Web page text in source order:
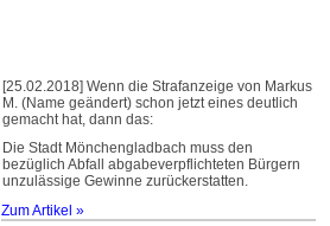
[25.02.2018] Wenn die Strafanzeige von Markus
M. (Name geändert) schon jetzt eines deutlich
gemacht hat, dann das:
Die Stadt Mönchengladbach muss den
bezüglich Abfall abgabeverpflichteten Bürgern
unzulässige Gewinne zurückerstatten.
Zum Artikel »